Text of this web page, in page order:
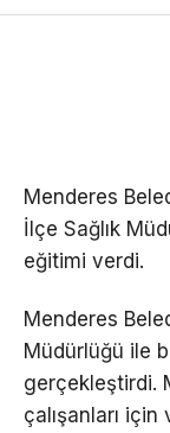
Menderes
İlçe Sağlık
eğitimi verdi.
Menderes
Müdürlüğü ile
gerçekleştirdi.
çalışanları